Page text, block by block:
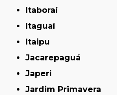
Itaboraí
Itaguaí
Itaipu
Jacarepaguá
Japeri
Jardim Primavera